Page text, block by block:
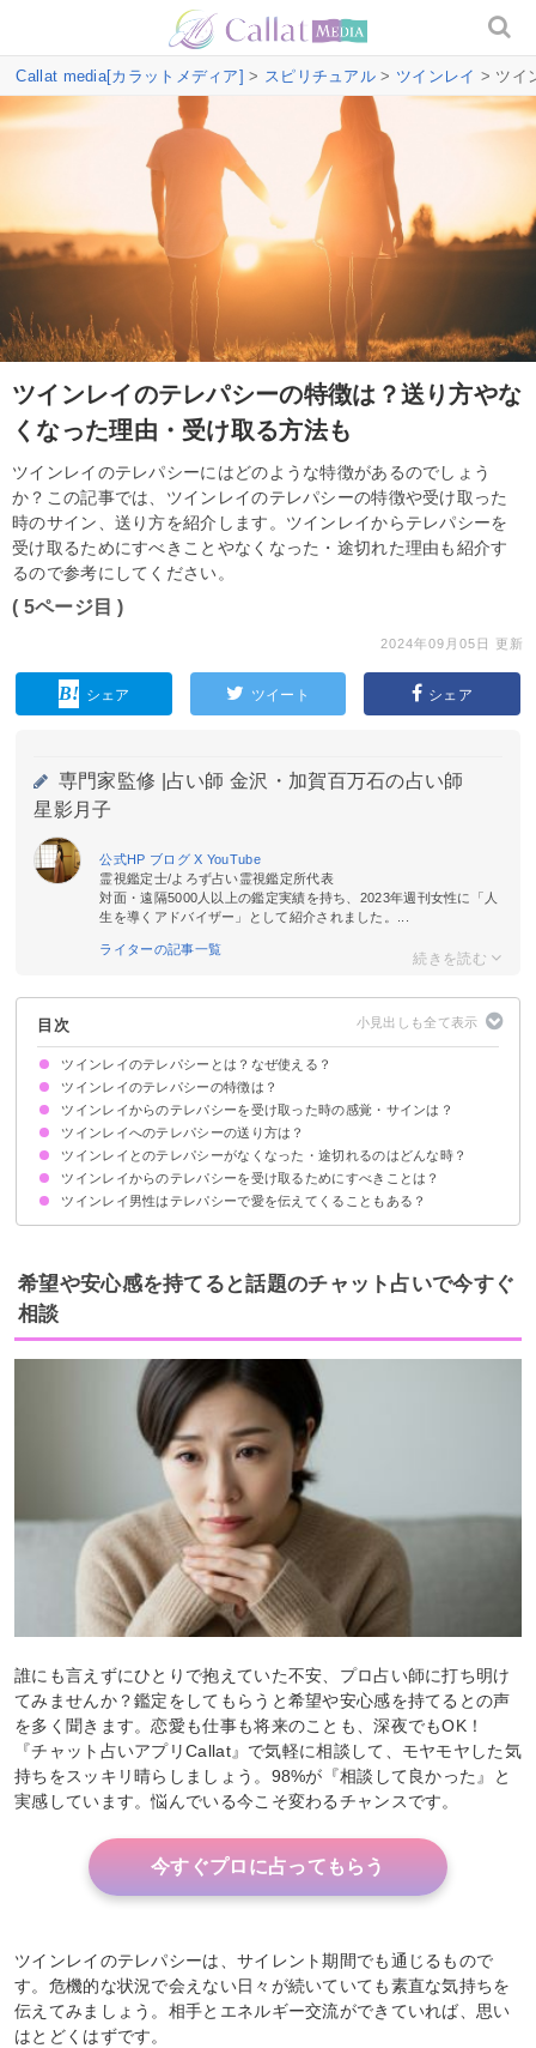
Callat media[カラットメディア] > スピリチュアル > ツインレイ > ツイ
ツインレイのテレパシーの特徴は？送り方やな
くなった理由・受け取る方法も
ツインレイのテレパシーにはどのような特徴があるのでしょう
か？この記事では、ツインレイのテレパシーの特徴や受け取った
時のサイン、送り方を紹介します。ツインレイからテレパシーを
受け取るためにすべきことやなくなった・途切れた理由も紹介す
るので参考にしてください。
( 5ページ目 )
2024年09月05日 更新
シェア ツイート シェア
専門家監修 | 占い師 金沢・加賀百万石の占い師
星影月子
公式HP ブログX YouTube
霊視鑑定士/よろず占い霊視鑑定所代表
対面・遠隔5000人以上の鑑定実績を持ち、2023年週刊女性に「人
生を導くアドバイザー」として紹介されました。...
ライターの記事一覧
目次
ツインレイのテレパシーとは？なぜ使える？
テレパシーとは相手の考え・感情が直接伝わってくること
同じ魂の片割れであるツインレイはテレパシーが使える
ツインレイのテレパシーの特徴は？
互いの感情がわかる
テレパシーの力は関係性で違う
ツインレイ同士で嘘が隠せなくなる
いつもそばにいる感じがする
お互いの愛情を確かめられる
ツインレイからのテレパシーを受け取った時の感覚・サインは？
耳鳴りがする
唇に違和感がある
寒気・動悸がする
しびれを感じる
相手の声が聞こえる
体の一部に痛みを感じる
相手の匂いを感じる
キスしたい衝動に駆られる
自然に涙が出る
相手のリアルな夢を見る
ツインレイへのテレパシーの送り方は？
①相手のこと・送りたい気持ちをイメージする
②チャクラを解放する
③会話をするかのように相手に伝える
ツインレイとのテレパシーがなくなった・途切れるのはどんな時？
リラックスできていない
慌ただしい生活を送っている
サイレント期間
ツインレイからのテレパシーを受け取るためにすべきことは？
リラックスした状態を作る
波動を上げる
ツインレイ男性はテレパシーで愛を伝えてくることもある？
希望や安心感を持てると話題のチャット占いで今すぐ
相談
誰にも言えずにひとりで抱えていた不安、プロ占い師に打ち明け
てみませんか？鑑定をしてもらうと希望や安心感を持てるとの声
を多く聞きます。恋愛も仕事も将来のことも、深夜でもOK！
『チャット占いアプリCallat』で気軽に相談して、モヤモヤした気
持ちをスッキリ晴らしましょう。98%が『相談して良かった』と
実感しています。悩んでいる今こそ変わるチャンスです。
今すぐプロに占ってもらう
ツインレイのテレパシーは、サイレント期間でも通じるもので
す。危機的な状況で会えない日々が続いていても素直な気持ちを
伝えてみましょう。相手とエネルギー交流ができていれば、思い
はとどくはずです。